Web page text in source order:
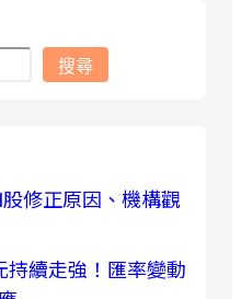
搜尋
修正原因、機構觀
持續走強！匯率變動